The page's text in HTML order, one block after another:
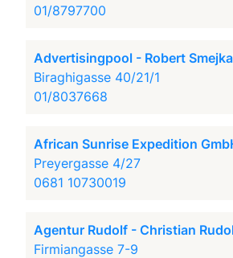
01/8797700
Advertisingpool - Robert
Biraghigasse 40/21/1
01/8037668
African Sunrise Expedition
Preyergasse 4/27
0681 10730019
Agentur Rudolf - Christian
Firmiangasse 7-9